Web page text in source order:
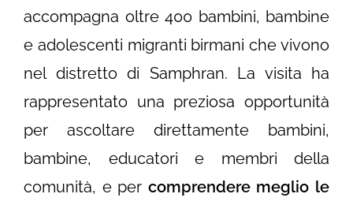
accompagna oltre 400 bambini, bambine
e adolescenti migranti birmani che vivono
nel distretto di Samphran. La visita ha
rappresentato una preziosa opportunità
per ascoltare direttamente bambini,
bambine, educatori e membri della
comunità, e per comprendere meglio le